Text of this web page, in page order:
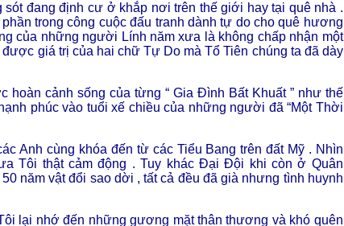
đang định cư ở khắp nơi trên thế giới hay tại quê nhà .
trong công cuộc đấu tranh dành tự do cho quê hương
của những người Lính năm xưa là không chấp nhận một
giá trị của hai chữ Tự Do mà Tổ Tiên chúng ta đã dày
cảnh sống của từng “ Gia Đình Bất Khuất ” như thế
phúc vào tuổi xế chiều của những người đã “Một Thời
Anh cùng khóa đến từ các Tiểu Bang trên đất Mỹ . Nhìn
Tôi thật cảm động . Tuy khác Đại Đội khi còn ở Quân
năm vật đổi sao dời , tất cả đều đã già nhưng tình huynh
lại nhớ đến những gương mặt thân thương và khó quên